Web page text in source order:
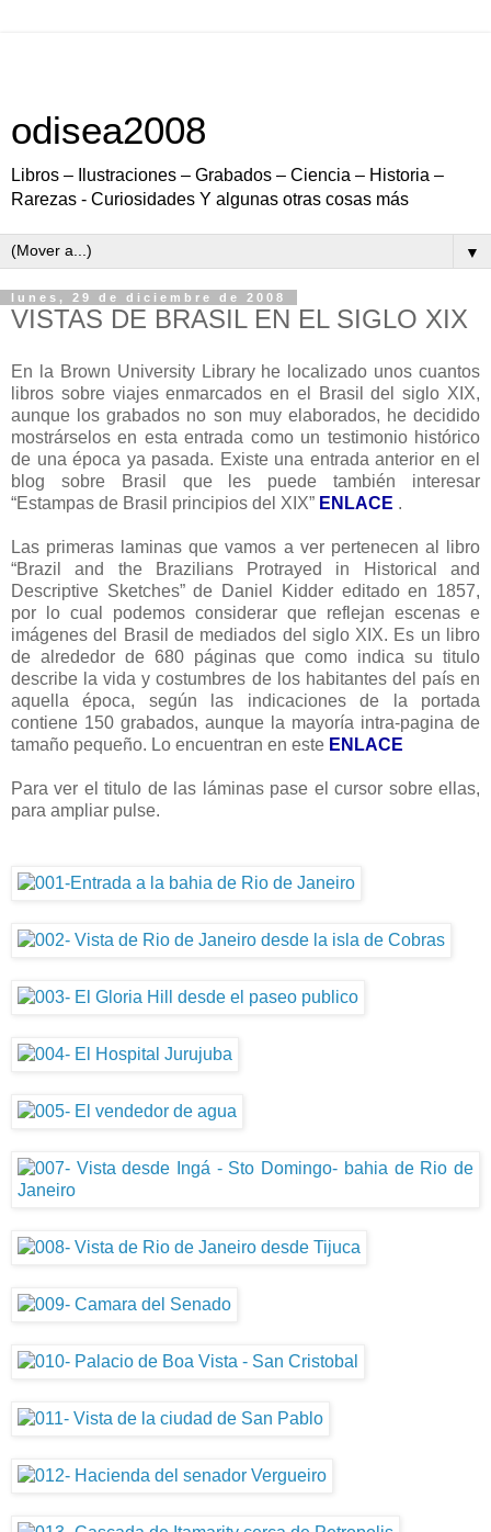
odisea2008
Libros – Ilustraciones – Grabados – Ciencia – Historia –
Rarezas - Curiosidades Y algunas otras cosas más
▼
lunes, 29 de diciembre de 2008
VISTAS DE BRASIL EN EL SIGLO XIX
En la Brown University Library he localizado unos cuantos
libros sobre viajes enmarcados en el Brasil del siglo XIX,
aunque los grabados no son muy elaborados, he decidido
mostrárselos en esta entrada como un testimonio histórico
de una época ya pasada. Existe una entrada anterior en el
blog sobre Brasil que les puede también interesar
“Estampas de Brasil principios del XIX” ENLACE .
Las primeras laminas que vamos a ver pertenecen al libro
“Brazil and the Brazilians Protrayed in Historical and
Descriptive Sketches” de Daniel Kidder editado en 1857,
por lo cual podemos considerar que reflejan escenas e
imágenes del Brasil de mediados del siglo XIX. Es un libro
de alrededor de 680 páginas que como indica su titulo
describe la vida y costumbres de los habitantes del país en
aquella época, según las indicaciones de la portada
contiene 150 grabados, aunque la mayoría intra-pagina de
tamaño pequeño. Lo encuentran en este ENLACE
Para ver el titulo de las láminas pase el cursor sobre ellas,
para ampliar pulse.